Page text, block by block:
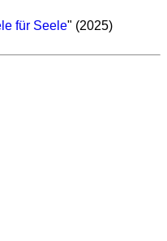
für Seele" (2025)